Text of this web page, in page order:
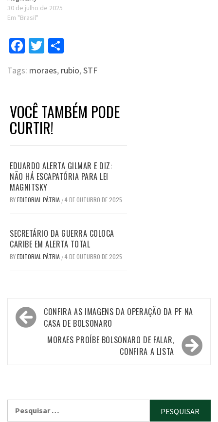
30 de julho de 2025
Em "Brasil"
Facebook
Twitter
Tags: moraes, rubio,STF
VOCÊ TAMBÉM PODE
CURTIR!
EDUARDO ALERTA GILMAR E DIZ:
NÃO HÁ ESCAPATÓRIA PARA LEI
MAGNITSKY
BYEDITORIAL PÁTRIA /4 DE OUTUBRO DE 2025
SECRETÁRIO DA GUERRA COLOCA
CARIBE EM ALERTA TOTAL
BYEDITORIAL PÁTRIA /4 DE OUTUBRO DE 2025
Navegação
de
CONFIRA AS IMAGENS DA OPERAÇÃO DA PF NA
CASA DE BOLSONARO
MORAES PROÍBE BOLSONARO DE FALAR,
CONFIRA A LISTA
por: